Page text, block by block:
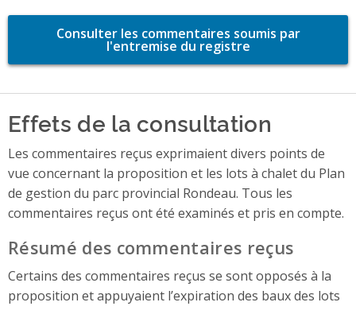
Consulter les commentaires soumis par
l'entremise du registre
Effets de la consultation
Les commentaires reçus exprimaient divers points de
vue concernant la proposition et les lots à chalet du Plan
de gestion du parc provincial Rondeau. Tous les
commentaires reçus ont été examinés et pris en compte.
Résumé des commentaires reçus
Certains des commentaires reçus se sont opposés à la
proposition et appuyaient l’expiration des baux des lots